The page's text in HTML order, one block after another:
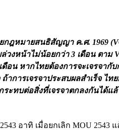
ฎหมายสนธิสัญญา ค.ศ. 1969
งหน้าไม่น้อยกว่า 3 เดือน ตาม
ดือน หากไทยต้องการจะเจรจากั
การเจรจาประสบผลสำเร็จ ไทย
ะทบต่อสิ่งที่เจรจาตกลงกันได้แ
อาทิ เมื่อยกเลิก MOU 2543